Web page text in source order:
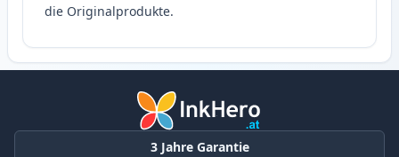
die Originalprodukte.
3 Jahre Garantie